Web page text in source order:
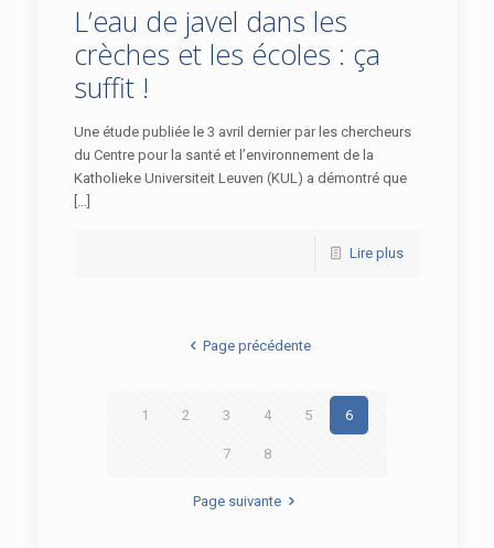
L’eau de javel dans les
crèches et les écoles : ça
suffit !
Une étude publiée le 3 avril dernier par les chercheurs
du Centre pour la santé et l’environnement de la
Katholieke Universiteit Leuven (KUL) a démontré que
[…]
Lire plus
Page précédente
1 2 3 4 5 6
7 8
Page suivante